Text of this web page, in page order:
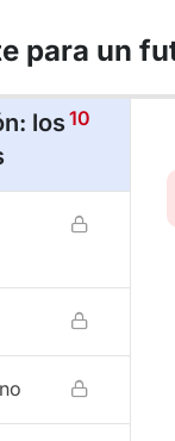
los10
para un